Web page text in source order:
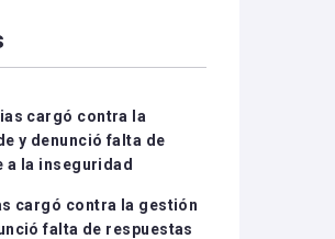
disminuir
el
cargó contra la
y denunció falta de
a la inseguridad
cargó contra la gestión
falta de respuestas